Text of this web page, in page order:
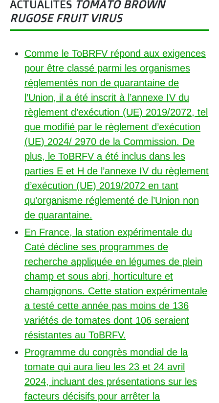
ACTUALITÉS TOMATO BROWN
RUGOSE FRUIT VIRUS
Comme le ToBRFV répond aux exigences
pour être classé parmi les organismes
réglementés non de quarantaine de
l’Union, il a été inscrit à l’annexe IV du
règlement d’exécution (UE) 2019/2072, tel
que modifié par le règlement d’exécution
(UE) 2024/ 2970 de la Commission. De
plus, le ToBRFV a été inclus dans les
parties E et H de l’annexe IV du règlement
d’exécution (UE) 2019/2072 en tant
qu’organisme réglementé de l’Union non
de quarantaine.
En France, la station expérimentale du
Caté décline ses programmes de
recherche appliquée en légumes de plein
champ et sous abri, horticulture et
champignons. Cette station expérimentale
a testé cette année pas moins de 136
variétés de tomates dont 106 seraient
résistantes au ToBRFV.
Programme du congrès mondial de la
tomate qui aura lieu les 23 et 24 avril
2024, incluant des présentations sur les
facteurs décisifs pour arrêter la